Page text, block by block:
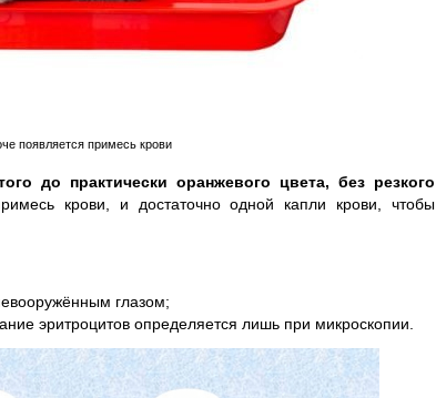
появляется примесь крови
до практически оранжевого цвета, без резкого
крови, и достаточно одной капли крови, чтобы
глазом;
эритроцитов определяется лишь при микроскопии.